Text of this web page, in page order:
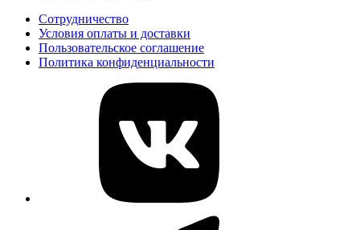
Сотрудничество
Условия оплаты и доставки
Пользовательское соглашение
Политика конфиденциальности